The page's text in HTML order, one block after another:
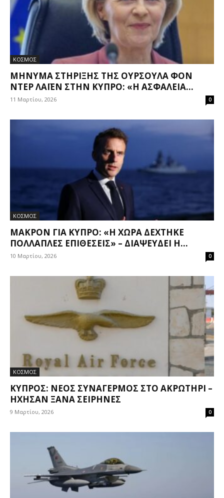
ΚΟΣΜΟΣ
ΜΉΝΥΜΑ ΣΤΉΡΙΞΗΣ ΤΗΣ ΟΎΡΣΟΥΛΑ ΦΟΝ
ΝΤΕΡ ΛΆΙΕΝ ΣΤΗΝ ΚΎΠΡΟ: «Η ΑΣΦΆΛΕΙΑ...
11 Μαρτίου, 2026 0
ΚΟΣΜΟΣ
ΜΑΚΡΌΝ ΓΙΑ ΚΎΠΡΟ: «Η ΧΏΡΑ ΔΈΧΤΗΚΕ
ΠΟΛΛΑΠΛΈΣ ΕΠΙΘΈΣΕΙΣ» – ΔΙΑΨΕΎΔΕΙ Η...
10 Μαρτίου, 2026 0
ΚΟΣΜΟΣ
ΚΎΠΡΟΣ: ΝΈΟΣ ΣΥΝΑΓΕΡΜΌΣ ΣΤΟ ΑΚΡΩΤΉΡΙ –
ΉΧΗΣΑΝ ΞΑΝΆ ΣΕΙΡΉΝΕΣ
9 Μαρτίου, 2026 0